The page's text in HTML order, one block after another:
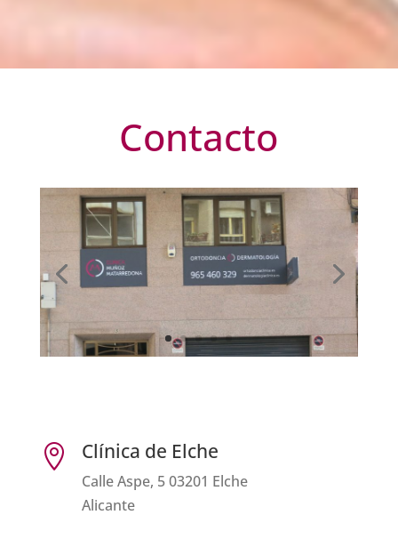
Contacto
 Clínica de Elche
Calle Aspe, 5 03201 Elche
Alicante